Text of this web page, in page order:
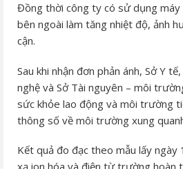
Đồng thời công ty có sử dụng máy
bên ngoài làm tăng nhiệt độ, ảnh
cận.
Sau khi nhận đơn phản ánh, Sở Y
nghệ và Sở Tài nguyên – môi
sức khỏe lao động và môi trường
thông số về môi trường xung
Kết quả đo đạc theo mẫu lấy